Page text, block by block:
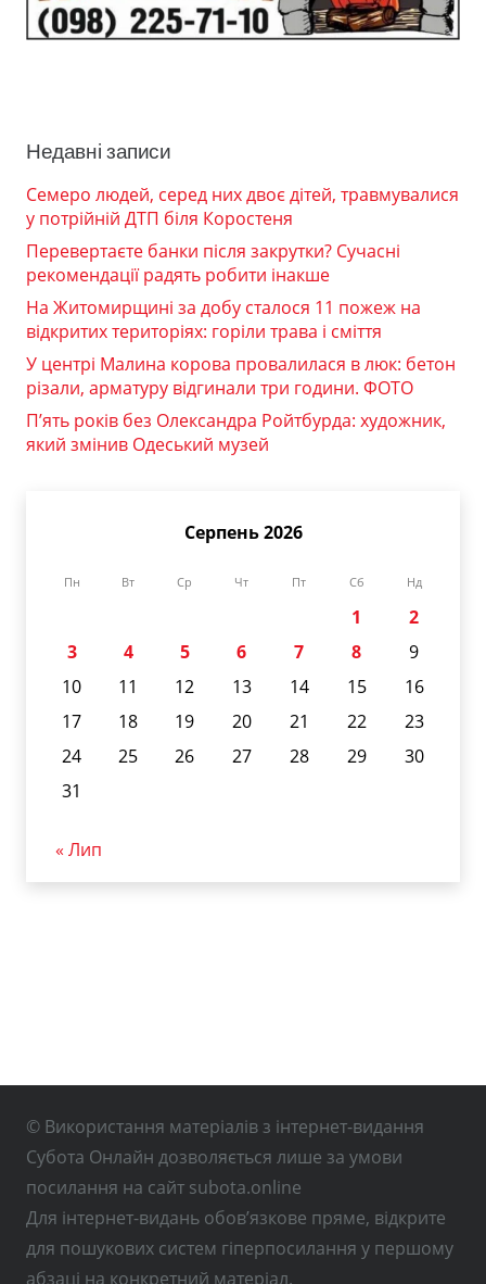
Недавні записи
Семеро людей, серед них двоє дітей, травмувалися
у потрійній ДТП біля Коростеня
Перевертаєте банки після закрутки? Сучасні
рекомендації радять робити інакше
На Житомирщині за добу сталося 11 пожеж на
відкритих територіях: горіли трава і сміття
У центрі Малина корова провалилася в люк: бетон
різали, арматуру відгинали три години. ФОТО
П’ять років без Олександра Ройтбурда: художник,
який змінив Одеський музей
Серпень 2026
Пн Вт Ср Чт Пт Сб Нд
1
2
3
4 5 6 7 8
9
10
11 12 13 14 15
16
17
18 19 20 21 22
23
24
25 26 27 28 29
30
31
« Лип
© Використання матеріалів з інтернет-видання
Субота Онлайн дозволяється лише за умови
посилання на сайт subota.online
Для інтернет-видань обов’язкове пряме, відкрите
для пошукових систем гіперпосилання у першому
абзаці на конкретний матеріал.